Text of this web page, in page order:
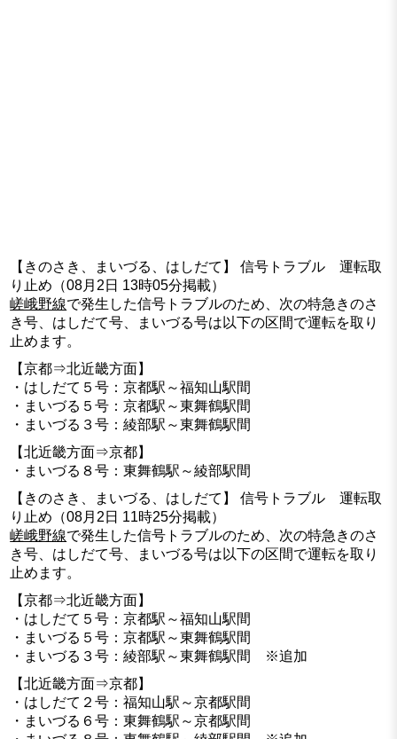
【きのさき、まいづる、はしだて】 信号トラブル 運転取
り止め（08月2日 13時05分掲載）
嵯峨野線で発生した信号トラブルのため、次の特急きのさ
き号、はしだて号、まいづる号は以下の区間で運転を取り
止めます。
【京都⇒北近畿方面】
・はしだて５号：京都駅～福知山駅間
・まいづる５号：京都駅～東舞鶴駅間
・まいづる３号：綾部駅～東舞鶴駅間
【北近畿方面⇒京都】
・まいづる８号：東舞鶴駅～綾部駅間
【きのさき、まいづる、はしだて】 信号トラブル 運転取
り止め（08月2日 11時25分掲載）
嵯峨野線で発生した信号トラブルのため、次の特急きのさ
き号、はしだて号、まいづる号は以下の区間で運転を取り
止めます。
【京都⇒北近畿方面】
・はしだて５号：京都駅～福知山駅間
・まいづる５号：京都駅～東舞鶴駅間
・まいづる３号：綾部駅～東舞鶴駅間 ※追加
【北近畿方面⇒京都】
・はしだて２号：福知山駅～京都駅間
・まいづる６号：東舞鶴駅～京都駅間